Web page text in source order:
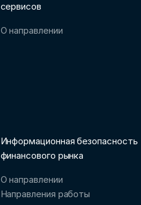
сервисов
О направлении
Информационная безопасность
финансового рынка
О направлении
Направления работы